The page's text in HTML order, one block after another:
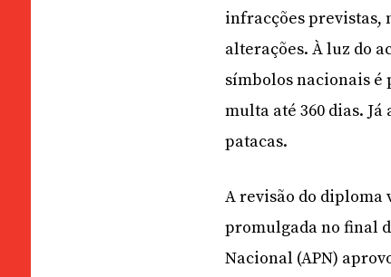
infracções previstas,
alterações. À luz do
símbolos nacionais é
multa até 360 dias.
patacas.
A revisão do diploma
promulgada no final
Nacional (APN)